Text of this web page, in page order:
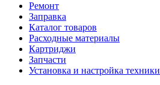
Ремонт
Заправка
Каталог товаров
Расходные материалы
Картриджи
Запчасти
Установка и настройка техники